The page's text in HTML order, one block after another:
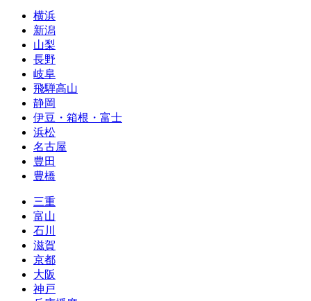
横浜
新潟
山梨
長野
岐阜
飛騨高山
静岡
伊豆・箱根・富士
浜松
名古屋
豊田
豊橋
三重
富山
石川
滋賀
京都
大阪
神戸